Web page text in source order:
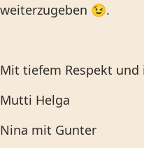
weiterzugeben 😉.
Mit tiefem Respekt
Mutti Helga
Nina mit Gunter